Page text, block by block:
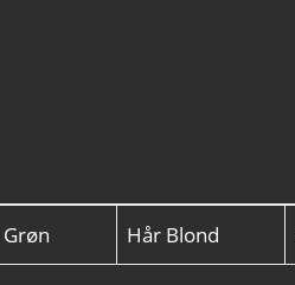
Grøn Hår Blond